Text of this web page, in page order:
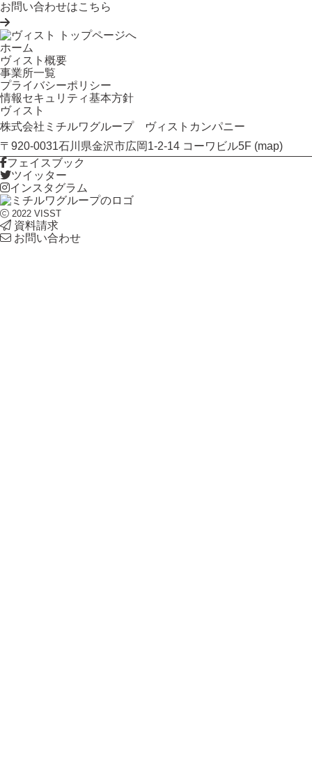
お問い合わせはこちら
ホーム
ヴィスト概要
事業所一覧
プライバシーポリシー
情報セキュリティ基本方針
ヴィスト
株式会社ミチルワグループ ヴィストカンパニー
〒920-0031石川県金沢市広岡1-2-14 コーワビル5F (map)
フェイスブック
ツイッター
インスタグラム
2022 VISST
資料請求
お問い合わせ